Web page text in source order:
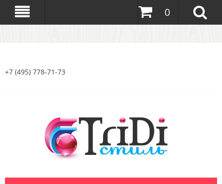
0
+7 (495) 778-71-73